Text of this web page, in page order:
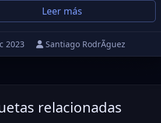
Leer más
2023 Santiago RodrÃ­guez
relacionadas